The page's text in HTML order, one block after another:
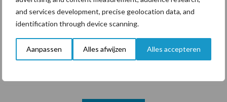
and services development, precise geolocation data, and
identification through device scanning.
Aanpassen Alles afwijzen Alles accepteren
Bedrijfsnieuws
Ligbox &
Voerhekken